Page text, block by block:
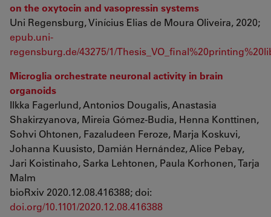
on the oxytocin and vasopressin systems
Uni Regensburg, Vinícius Elias de Moura Oliveira, 2020;
epub.uni-
regensburg.de/43275/1/
Microglia orchestrate neuronal activity in brain
organoids
Ilkka Fagerlund, Antonios Dougalis, Anastasia
Shakirzyanova, Mireia Gómez-Budia, Henna Konttinen,
Sohvi Ohtonen, Fazaludeen Feroze, Marja Koskuvi,
Johanna Kuusisto, Damián Hernández, Alice Pebay,
Jari Koistinaho, Sarka Lehtonen, Paula Korhonen, Tarja
Malm
bioRxiv 2020.12.08.416388; doi:
doi.org/10.1101/2020.12.08.416388